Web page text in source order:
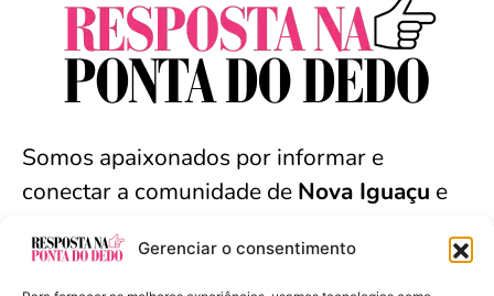
Gerenciar o consentimento
Somos apaixonados por informar e
conectar a comunidade de Nova Iguaçu e
arredores. Seja bem-vindo(a).